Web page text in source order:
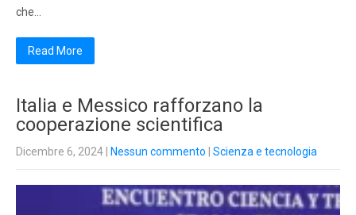
che…
Read More
Italia e Messico rafforzano la
cooperazione scientifica
Dicembre 6, 2024 Nessun commento Scienza e tecnologia